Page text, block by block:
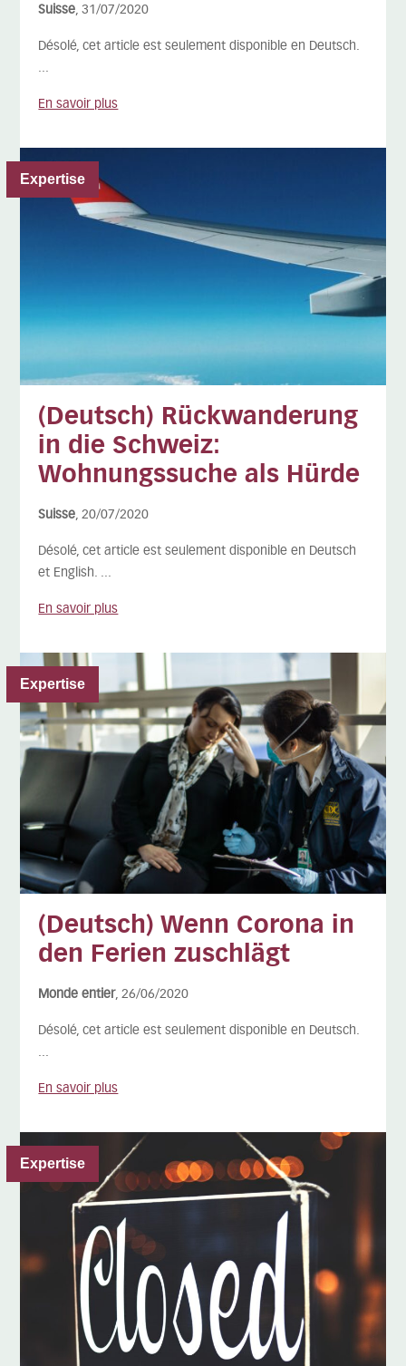
Suisse, 31/07/2020
Désolé, cet article est seulement disponible en Deutsch.
...
En savoir plus
Expertise
(Deutsch) Rückwanderung
in die Schweiz:
Wohnungssuche als Hürde
Suisse, 20/07/2020
Désolé, cet article est seulement disponible en Deutsch
et English. ...
En savoir plus
Expertise
(Deutsch) Wenn Corona in
den Ferien zuschlägt
Monde entier, 26/06/2020
Désolé, cet article est seulement disponible en Deutsch.
...
En savoir plus
Expertise